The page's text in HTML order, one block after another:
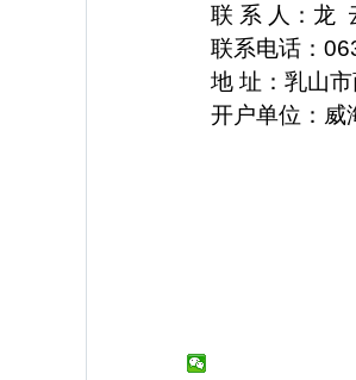
联 系 人：龙
联系电话：
地 址：乳山
开户单位：威